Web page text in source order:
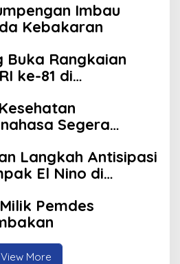
Imbau
Kebakaran
Buka Rangkaian
ke-81 di
Segera
Langkah Antisipasi
El Nino di
Pemdes
View More